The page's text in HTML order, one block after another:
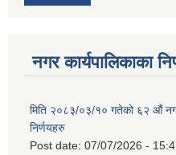
नगर कार्यपालिकाका
मिति २०८३/०३/१० गतेको ६२ औं
निर्णयहरु
Post date: 07/07/2026 -